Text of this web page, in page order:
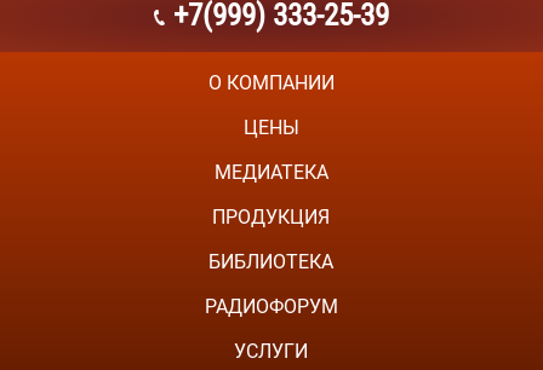
+7(999) 333-25-39
О КОМПАНИИ
ЦЕНЫ
МЕДИАТЕКА
ПРОДУКЦИЯ
БИБЛИОТЕКА
РАДИОФОРУМ
УСЛУГИ